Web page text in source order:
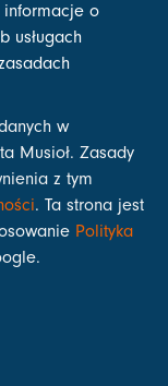
informacje o
usługach
w
Musioł. Zasady
z tym
. Ta strona jest
Polityka